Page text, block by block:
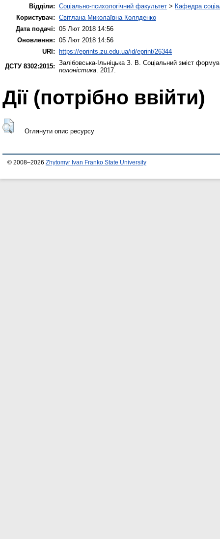
Відділи: Соціально-психологічний факультет > Кафедра
Користувач: Світлана Миколаївна Коляденко
Дата подачі: 05 Лют 2018 14:56
Оновлення: 05 Лют 2018 14:56
URI:
https://eprints.zu.edu.ua/id/eprint/26344
ДСТУ 8302:2015: Залібовська-Ільніцька З. В. Соціальний зміст
полоністика. 2017.
Дії ​​(потрібно ввійти)
Оглянути опис ресурсу
© 2008–2026 Zhytomyr Ivan Franko State University